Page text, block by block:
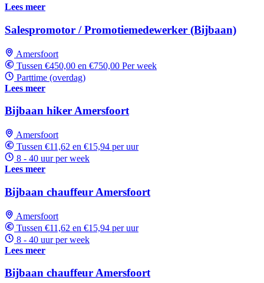
Lees meer
Salespromotor / Promotiemedewerker (Bijbaan)
Amersfoort
Tussen €450,00 en €750,00 Per week
Parttime (overdag)
Lees meer
Bijbaan hiker Amersfoort
Amersfoort
Tussen €11,62 en €15,94 per uur
8 - 40 uur per week
Lees meer
Bijbaan chauffeur Amersfoort
Amersfoort
Tussen €11,62 en €15,94 per uur
8 - 40 uur per week
Lees meer
Bijbaan chauffeur Amersfoort